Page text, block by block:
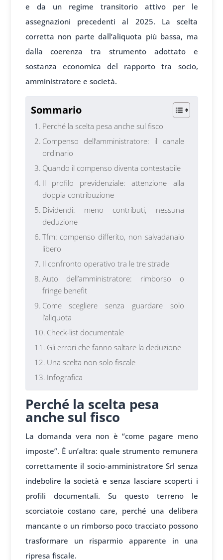
e da un regime transitorio attivo per le
assegnazioni precedenti al 2025. La scelta
corretta non parte dall’aliquota più bassa, ma
dalla coerenza tra strumento adottato e
sostanza economica del rapporto tra socio,
amministratore e società.
Sommario
Perché la scelta pesa anche sul fisco
Compenso dell’amministratore: il canale
ordinario
Quando il compenso diventa contestabile
Il profilo previdenziale: attenzione alla
doppia contribuzione
Dividendi: meno contributi, nessuna
deduzione
Tfm: compenso differito, non salvadanaio
libero
Il confronto operativo tra le tre strade
Auto dell’amministratore: rimborso o
fringe benefit
Come scegliere senza guardare solo
l’aliquota
Check-list documentale
Gli errori che fanno saltare la deduzione
Una scelta non solo fiscale
Infografica
Perché la scelta pesa
anche sul fisco
La domanda vera non è “come pagare meno
imposte”. È un’altra: quale strumento remunera
correttamente il socio-amministratore Srl senza
indebolire la società e senza lasciare scoperti i
profili documentali. Su questo terreno le
scorciatoie costano care, perché una delibera
mancante o un rimborso poco tracciato possono
trasformare un risparmio apparente in una
ripresa fiscale.